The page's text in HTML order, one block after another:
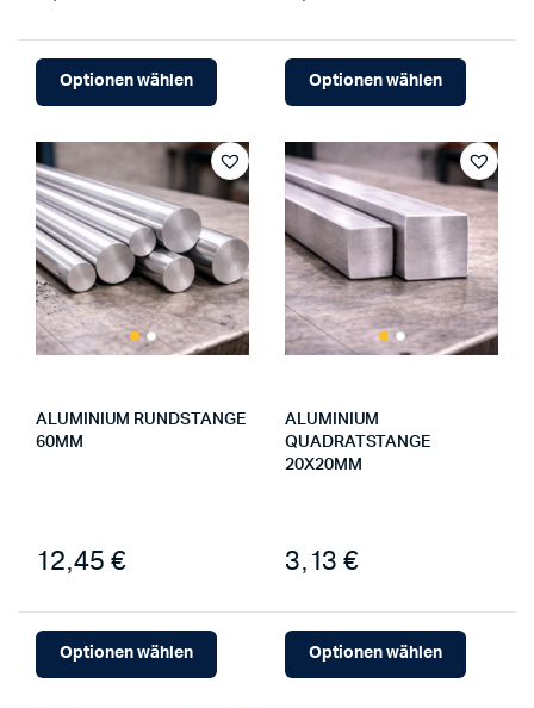
Optionen wählen Optionen wählen
ALUMINIUM RUNDSTANGE
60MM
12,45 €
Optionen wählen
ALUMINIUM
QUADRATSTANGE
20X20MM
3,13 €
Optionen wählen